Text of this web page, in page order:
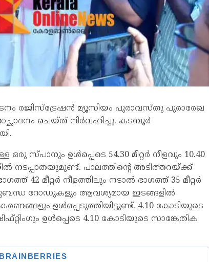
രജിസ്‌ട്രേഷൻ മ്യൂസിയം പുരാവസ്തു പുരാരേഖ
ചെയ്ത് നിർവഹിച്ചു. കടമ്പൂർ
ഒരു സ്പാനും ഉൾപ്പെടെ 54.30 മീറ്റർ നീളവും 10.40
നടപ്പാതയുമുണ്ട്. പാലത്തിന്റെ അടിത്തറയ്ക്ക്
മീറ്റർ നീളത്തിലും നടാൽ ഭാഗത്ത് 35 മീറ്റർ
റോഡുകളും ആവശ്യമായ ഇടങ്ങളിൽ
ഉൾപ്പെടുത്തിയിട്ടുണ്ട്. 4.10 കോടിയുടെ
ഉൾപ്പെടെ 4.10 കോടിയുടെ സാങ്കേതിക